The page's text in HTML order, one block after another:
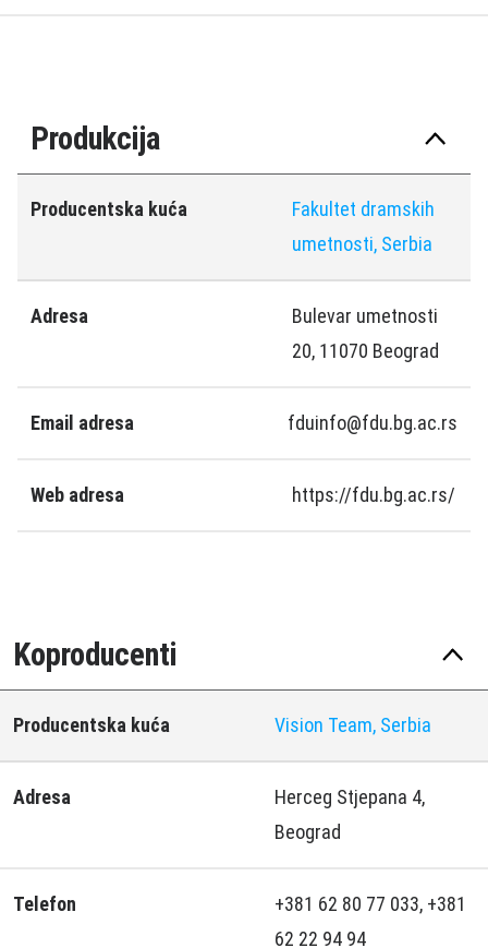
Produkcija
Producentska kuća
Fakultet dramskih
umetnosti, Serbia
Adresa
Bulevar umetnosti
20, 11070 Beograd
Email adresa fduinfo@fdu.bg.ac.rs
Web adresa https://fdu.bg.ac.rs/
Koproducenti
Producentska kuća Vision Team, Serbia
Adresa
Herceg Stjepana 4,
Beograd
Telefon
+381 62 80 77 033, +381
62 22 94 94